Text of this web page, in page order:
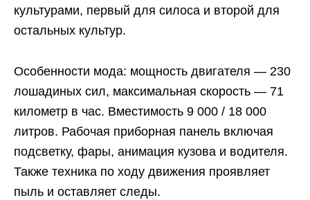
культурами, первый для силоса и второй для
остальных культур.
Особенности мода: мощность двигателя — 230
лошадиных сил, максимальная скорость — 71
километр в час. Вместимость 9 000 / 18 000
литров. Рабочая приборная панель включая
подсветку, фары, анимация кузова и водителя.
Также техника по ходу движения проявляет
пыль и оставляет следы.